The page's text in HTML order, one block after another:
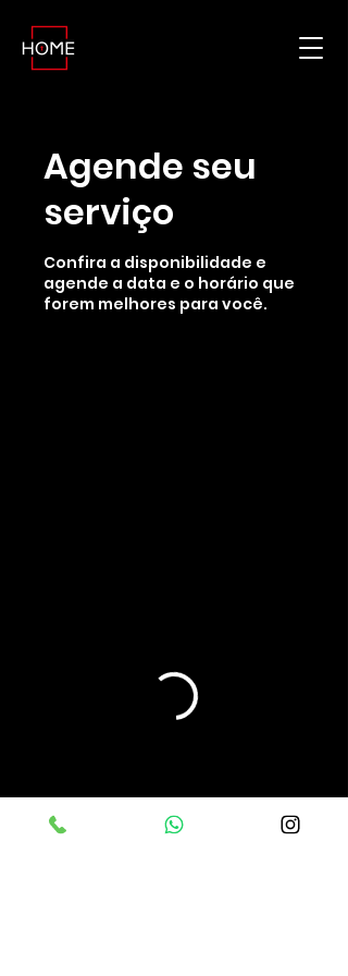
Agende seu
serviço
Confira a disponibilidade e
agende a data e o horário que
forem melhores para você.